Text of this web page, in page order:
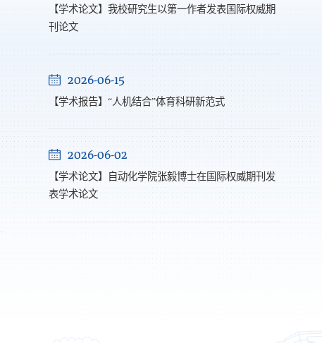
【学术论文】我校研究生以第一作者发表国际权威期
刊论文
2026-06-15
【学术报告】“人机结合”体育科研新范式
2026-06-02
【学术论文】自动化学院张毅博士在国际权威期刊发
表学术论文